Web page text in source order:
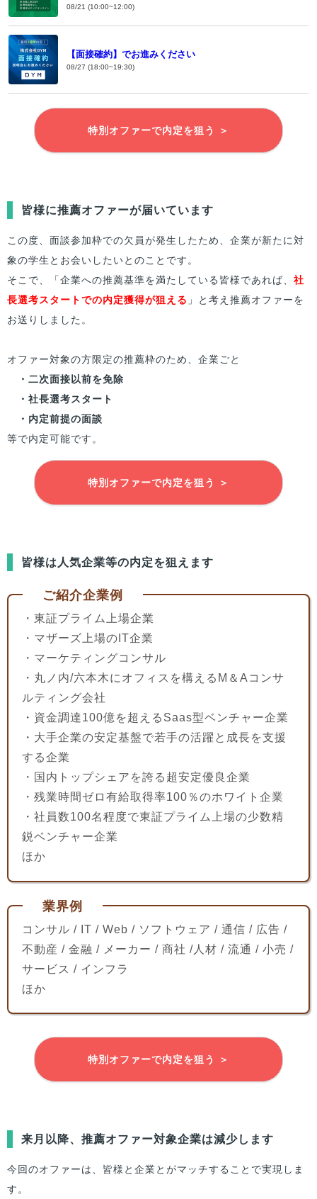
08/21 (10:00~12:00)
【面接確約】でお進みください
08/27 (18:00~19:30)
特別オファーで内定を狙う ＞
皆様に推薦オファーが届いています
この度、面談参加枠での欠員が発生したため、企業が新たに対
象の学生とお会いしたいとのことです。
そこで、「企業への推薦基準を満たしている 皆様であれば、 社
長選考スタートでの内定獲得が狙える 」と考え推薦オファーを
お送りしました。
オファー対象の方限定の推薦枠のため、企業ごと
・二次面接以前を免除
・社長選考スタート
・内定前提の面談
等で内定可能です。
特別オファーで内定を狙う ＞
皆様は人気企業等の内定を狙えます
ご紹介企業例
・東証プライム上場企業
・マザーズ上場のIT企業
・マーケティングコンサル
・丸ノ内/六本木にオフィスを構えるM＆Aコンサ
ルティング会社
・資金調達100億を超えるSaas型ベンチャー企業
・大手企業の安定基盤で若手の活躍と成長を支援
する企業
・国内トップシェアを誇る超安定優良企業
・残業時間ゼロ有給取得率100％のホワイト企業
・社員数100名程度で東証プライム上場の少数精
鋭ベンチャー企業
ほか
業界例
コンサル / IT / Web / ソフトウェア / 通信 / 広告 /
不動産 / 金融 / メーカー / 商社 /人材 / 流通 / 小売 /
サービス / インフラ
ほか
特別オファーで内定を狙う ＞
来月以降、推薦オファー対象企業は減少します
今回のオファーは、 皆様 と企業とがマッチすることで実現しま
す。